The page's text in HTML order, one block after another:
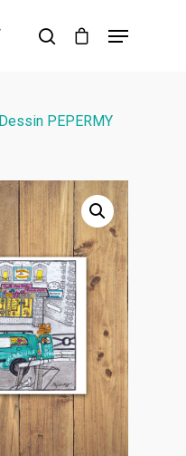
Dessin PEPERMY